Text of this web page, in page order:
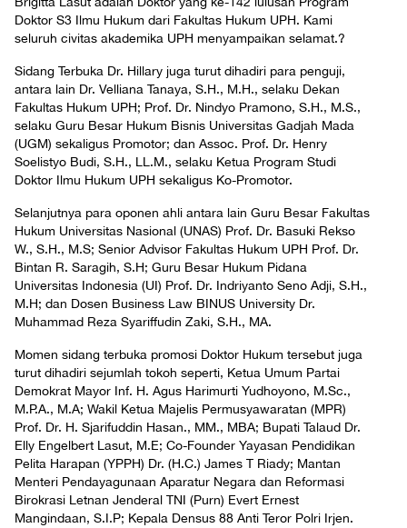
Doktor S3 Ilmu Hukum dari Fakultas Hukum UPH. Kami
seluruh civitas akademika UPH menyampaikan selamat.?
Sidang Terbuka Dr. Hillary juga turut dihadiri para penguji,
antara lain Dr. Velliana Tanaya, S.H., M.H., selaku Dekan
Fakultas Hukum UPH; Prof. Dr. Nindyo Pramono, S.H., M.S.,
selaku Guru Besar Hukum Bisnis Universitas Gadjah Mada
(UGM) sekaligus Promotor; dan Assoc. Prof. Dr. Henry
Soelistyo Budi, S.H., LL.M., selaku Ketua Program Studi
Doktor Ilmu Hukum UPH sekaligus Ko-Promotor.
Selanjutnya para oponen ahli antara lain Guru Besar Fakultas
Hukum Universitas Nasional (UNAS) Prof. Dr. Basuki Rekso
W., S.H., M.S; Senior Advisor Fakultas Hukum UPH Prof. Dr.
Bintan R. Saragih, S.H; Guru Besar Hukum Pidana
Universitas Indonesia (UI) Prof. Dr. Indriyanto Seno Adji, S.H.,
M.H; dan Dosen Business Law BINUS University Dr.
Muhammad Reza Syariffudin Zaki, S.H., MA.
Momen sidang terbuka promosi Doktor Hukum tersebut juga
turut dihadiri sejumlah tokoh seperti, Ketua Umum Partai
Demokrat Mayor Inf. H. Agus Harimurti Yudhoyono, M.Sc.,
M.P.A., M.A; Wakil Ketua Majelis Permusyawaratan (MPR)
Prof. Dr. H. Sjarifuddin Hasan., MM., MBA; Bupati Talaud Dr.
Elly Engelbert Lasut, M.E; Co-Founder Yayasan Pendidikan
Pelita Harapan (YPPH) Dr. (H.C.) James T Riady; Mantan
Menteri Pendayagunaan Aparatur Negara dan Reformasi
Birokrasi Letnan Jenderal TNI (Purn) Evert Ernest
Mangindaan, S.I.P; Kepala Densus 88 Anti Teror Polri Irjen.